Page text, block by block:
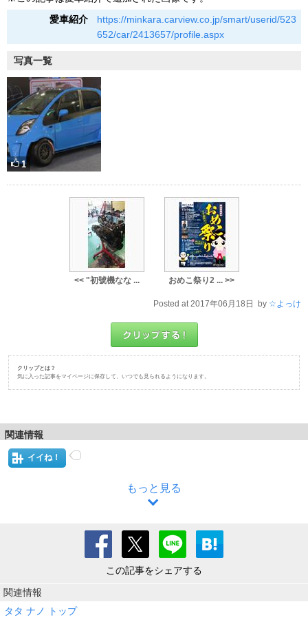
愛車紹介
https://minkara.carview.co.jp/smart/userid/523
652/car/2413657/profile.aspx
写真一覧
1
<< "初號機なな ... おめこ祭り2 ... >>
Posted at 2017年06月18日 by ☆よっけ
クリップとは？
気に入った記事をマイページに保存して、いつでも見られるようになります。
関連情報
イイね！
もっと見る
この記事をシェアする
関連情報
タタ ナノ トップ